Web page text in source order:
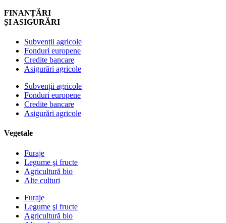
FINANȚĂRI
ȘI ASIGURĂRI
Subvenții agricole
Fonduri europene
Credite bancare
Asigurări agricole
Subvenții agricole
Fonduri europene
Credite bancare
Asigurări agricole
Vegetale
Furaje
Legume şi fructe
Agricultură bio
Alte culturi
Furaje
Legume şi fructe
Agricultură bio